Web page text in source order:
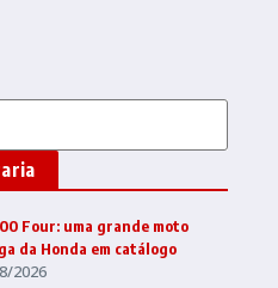
Four: uma grande moto
da Honda em catálogo
2026